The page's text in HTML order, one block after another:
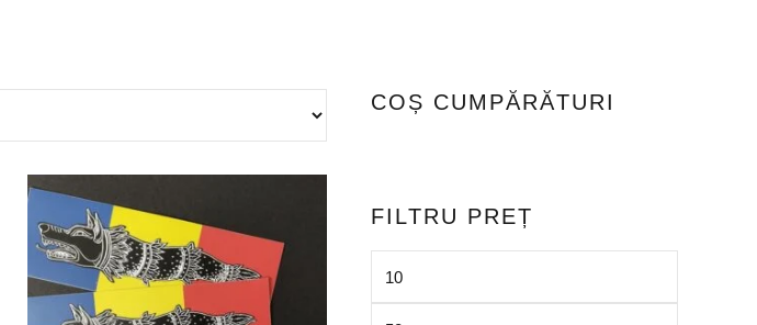
COȘ CUMPĂRĂTURI
FILTRU PREȚ